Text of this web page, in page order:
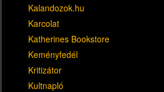
Kalandozok.hu
Karcolat
Katherines Bookstore
Keményfedél
Kritizátor
Kultnapló